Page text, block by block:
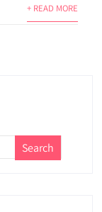
+ READ MORE